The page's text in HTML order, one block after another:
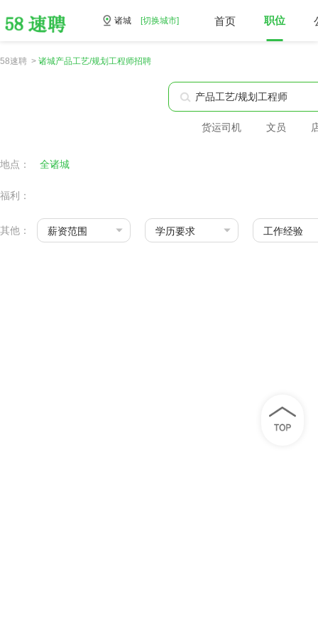
诸城 [切换城市] 首页 职位
58速聘 > 诸城产品工艺/规划工程师招聘
货运司机 文员
地点： 全诸城
福利：
其他： 薪资范围 学历要求 工作经验